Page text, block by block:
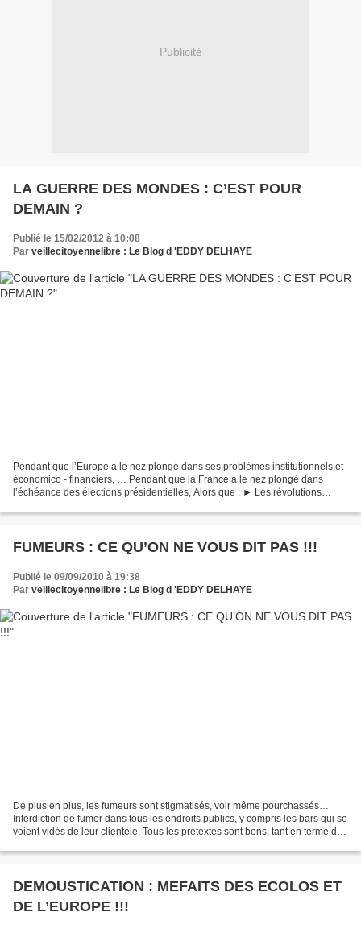
Publicité
LA GUERRE DES MONDES : C’EST POUR
DEMAIN ?
Publié le 15/02/2012 à 10:08
Par veillecitoyennelibre : Le Blog d 'EDDY DELHAYE
Pendant que l’Europe a le nez plongé dans ses problèmes institutionnels et
économico - financiers, … Pendant que la France a le nez plongé dans
l’échéance des élections présidentielles, Alors que : ► Les révolutions
FUMEURS : CE QU’ON NE VOUS DIT PAS !!!
Publié le 09/09/2010 à 19:38
Par veillecitoyennelibre : Le Blog d 'EDDY DELHAYE
De plus en plus, les fumeurs sont stigmatisés, voir même pourchassés…
Interdiction de fumer dans tous les endroits publics, y compris les bars qui se
voient vidés de leur clientèle. Tous les prétextes sont bons, tant en terme de
DEMOUSTICATION : MEFAITS DES ECOLOS ET
DE L’EUROPE !!!